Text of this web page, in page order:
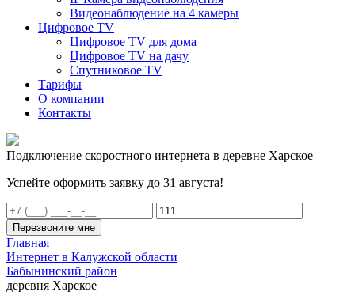
Видеонаблюдение на 4 камеры
Цифровое TV
Цифровое TV для дома
Цифровое TV на дачу
Спутниковое TV
Тарифы
О компании
Контакты
Подключение скоростного интернета в деревне Харское
Успейте оформить заявку до 31 августа!
Перезвоните мне
Главная
Интернет в Калужской области
Бабынинский район
деревня Харское